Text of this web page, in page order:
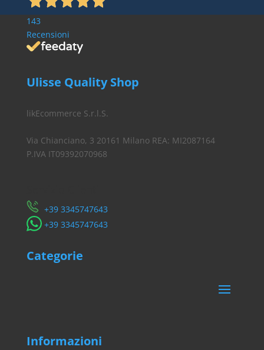
143
Recensioni
Ulisse Quality Shop
likEcommerce S.r.l.S.
Via Chianciano, 3 20161 Milano REA: MI2087164
P.IVA IT09392070968
​+39 3345747643
​+39 3345747643
Categorie
Informazioni